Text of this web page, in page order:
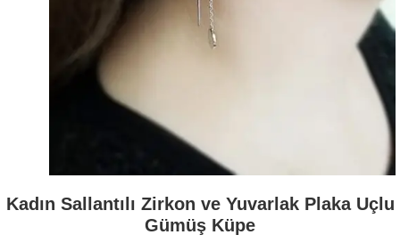
Kadın Sallantılı Zirkon ve Yuvarlak Plaka Uçlu
Gümüş Küpe